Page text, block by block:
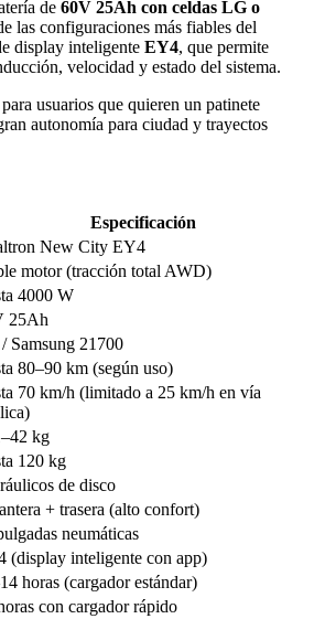
de 60V 25Ah con celdas LG o
las configuraciones más fiables del
display inteligente EY4, que permite
velocidad y estado del sistema.
usuarios que quieren un patinete
autonomía para ciudad y trayectos
Especificación
New City EY4
motor (tracción total AWD)
4000 W
25Ah
Samsung 21700
80–90 km (según uso)
70 km/h (limitado a 25 km/h en vía
kg
120 kg
de disco
+ trasera (alto confort)
neumáticas
(display inteligente con app)
horas (cargador estándar)
con cargador rápido